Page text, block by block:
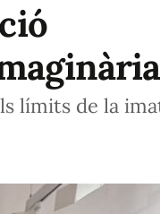
límits de la